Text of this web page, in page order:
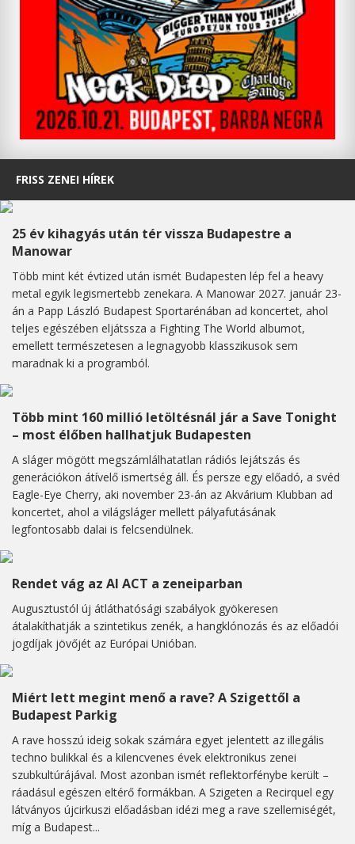
FRISS ZENEI HÍREK
25 év kihagyás után tér vissza Budapestre a
Manowar
Több mint két évtized után ismét Budapesten lép fel a heavy
metal egyik legismertebb zenekara. A Manowar 2027. január 23-
án a Papp László Budapest Sportarénában ad koncertet, ahol
teljes egészében eljátssza a Fighting The World albumot,
emellett természetesen a legnagyobb klasszikusok sem
maradnak ki a programból.
Több mint 160 millió letöltésnál jár a Save Tonight
– most élőben hallhatjuk Budapesten
A sláger mögött megszámlálhatatlan rádiós lejátszás és
generációkon átívelő ismertség áll. És persze egy előadó, a svéd
Eagle-Eye Cherry, aki november 23-án az Akvárium Klubban ad
koncertet, ahol a világsláger mellett pályafutásának
legfontosabb dalai is felcsendülnek.
Rendet vág az AI ACT a zeneiparban
Augusztustól új átláthatósági szabályok gyökeresen
átalakíthatják a szintetikus zenék, a hangklónozás és az előadói
jogdíjak jövőjét az Európai Unióban.
Miért lett megint menő a rave? A Szigettől a
Budapest Parkig
A rave hosszú ideig sokak számára egyet jelentett az illegális
techno bulikkal és a kilencvenes évek elektronikus zenei
szubkultúrájával. Most azonban ismét reflektorfénybe került –
ráadásul egészen eltérő formákban. A Szigeten a Recirquel egy
látványos újcirkuszi előadásban idézi meg a rave szellemiségét,
míg a Budapest...